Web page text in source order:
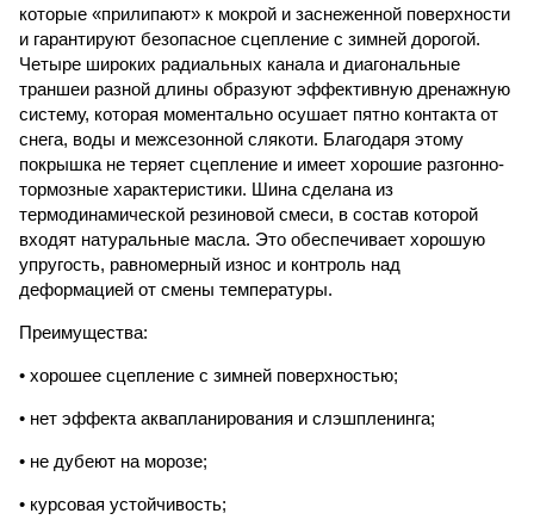
которые «прилипают» к мокрой и заснеженной поверхности
и гарантируют безопасное сцепление с зимней дорогой.
Четыре широких радиальных канала и диагональные
траншеи разной длины образуют эффективную дренажную
систему, которая моментально осушает пятно контакта от
снега, воды и межсезонной слякоти. Благодаря этому
покрышка не теряет сцепление и имеет хорошие разгонно-
тормозные характеристики. Шина сделана из
термодинамической резиновой смеси, в состав которой
входят натуральные масла. Это обеспечивает хорошую
упругость, равномерный износ и контроль над
деформацией от смены температуры.
Преимущества:
• хорошее сцепление с зимней поверхностью;
• нет эффекта аквапланирования и слэшпленинга;
• не дубеют на морозе;
• курсовая устойчивость;